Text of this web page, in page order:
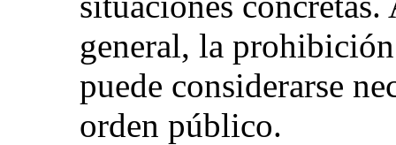
general, la
puede considerarse
orden público.